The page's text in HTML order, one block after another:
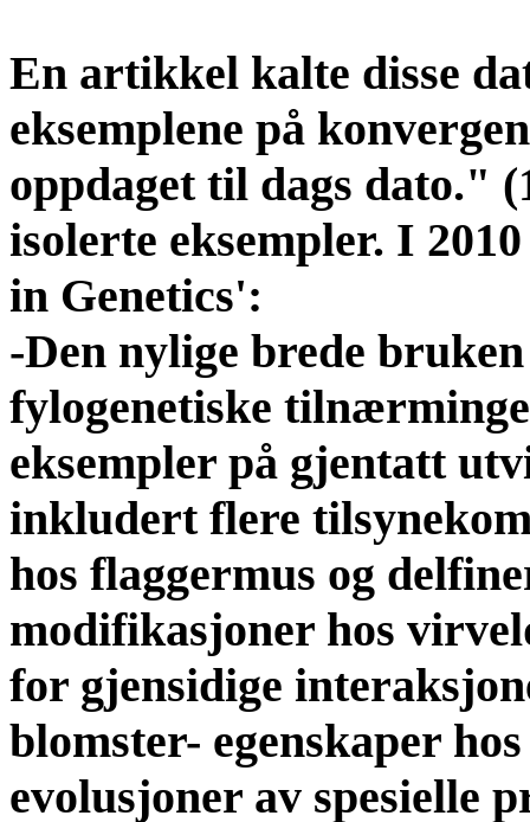
En artikkel kalte disse
eksemplene på
oppdaget til dags dato."
isolerte eksempler. I
in Genetics':
-Den nylige brede
fylogenetiske
eksempler på gjentatt
inkludert flere
hos flaggermus og
modifikasjoner hos
for gjensidige
blomster- egenskaper
evolusjoner av spesielle